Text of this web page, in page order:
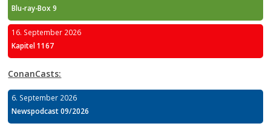
Blu-ray-Box 9
16. September 2026
Kapitel 1167
ConanCasts:
6. September 2026
Newspodcast 09/2026